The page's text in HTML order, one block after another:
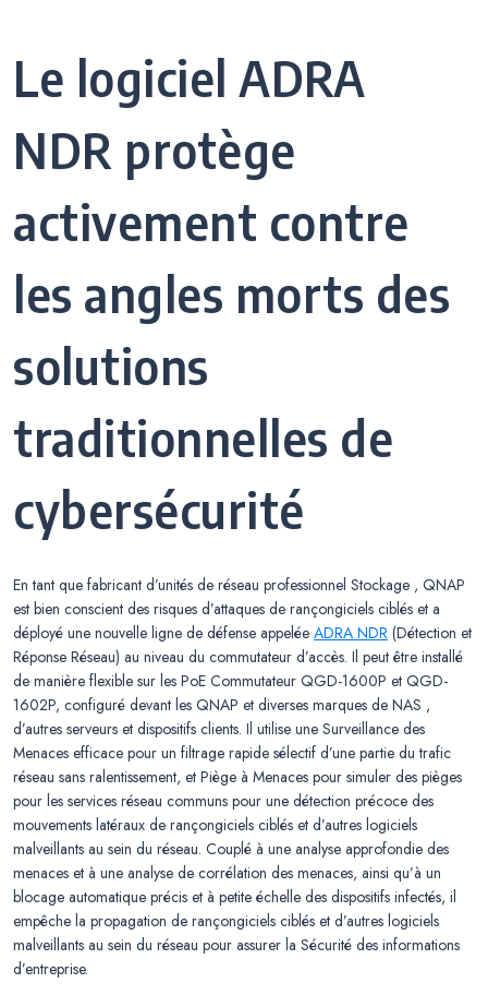
Le logiciel ADRA
NDR protège
activement contre
les angles morts des
solutions
traditionnelles de
cybersécurité
En tant que fabricant d’unités de réseau professionnel Stockage , QNAP
est bien conscient des risques d’attaques de rançongiciels ciblés et a
déployé une nouvelle ligne de défense appelée ADRA NDR (Détection et
Réponse Réseau) au niveau du commutateur d’accès. Il peut être installé
de manière flexible sur les PoE Commutateur QGD-1600P et QGD-
1602P, configuré devant les QNAP et diverses marques de NAS ,
d’autres serveurs et dispositifs clients. Il utilise une Surveillance des
Menaces efficace pour un filtrage rapide sélectif d’une partie du trafic
réseau sans ralentissement, et Piège à Menaces pour simuler des pièges
pour les services réseau communs pour une détection précoce des
mouvements latéraux de rançongiciels ciblés et d’autres logiciels
malveillants au sein du réseau. Couplé à une analyse approfondie des
menaces et à une analyse de corrélation des menaces, ainsi qu’à un
blocage automatique précis et à petite échelle des dispositifs infectés, il
empêche la propagation de rançongiciels ciblés et d’autres logiciels
malveillants au sein du réseau pour assurer la Sécurité des informations
d’entreprise.